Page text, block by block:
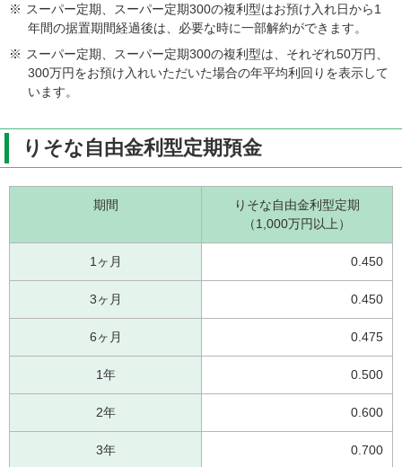
※ スーパー定期、スーパー定期300の複利型はお預け入れ日から1
年間の据置期間経過後は、必要な時に一部解約ができます。
※ スーパー定期、スーパー定期300の複利型は、それぞれ50万円、
300万円をお預け入れいただいた場合の年平均利回りを表示して
います。
りそな自由金利型定期預金
期間
りそな自由金利型定期
（1,000万円以上）
1ヶ月 0.450
3ヶ月 0.450
6ヶ月 0.475
1年 0.500
2年 0.600
3年 0.700